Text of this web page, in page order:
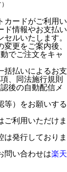
カードがご利用い
ド情報やお支払い
ルいたします。
更をご案内後、
でご注文をキャ
括払いによるお支
、同法施行規則
後の自動配信メ
等）をお願いする
利用いただけま
発行しておりま
問い合わせは楽天